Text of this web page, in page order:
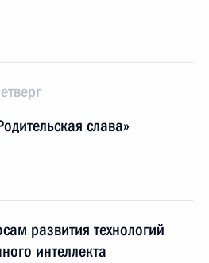
слава»
развития технологий
интеллекта